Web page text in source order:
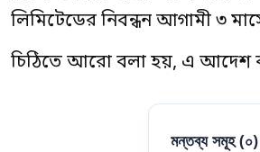
লিমিটেডের নিবন্ধন আগামী ৩
চিঠিতে আরো বলা হয়, এ আদেশ
মন্তব্য সমূহ (০)